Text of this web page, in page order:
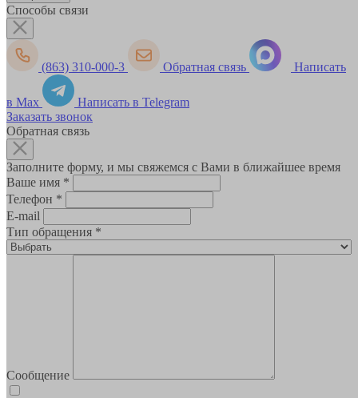
Способы связи
(863) 310-000-3 Обратная связь Написать
в Max
Написать в Telegram
Заказать звонок
Обратная связь
Заполните форму, и мы свяжемся с Вами в ближайшее время
Ваше имя *
Телефон *
E-mail
Тип обращения *
Сообщение